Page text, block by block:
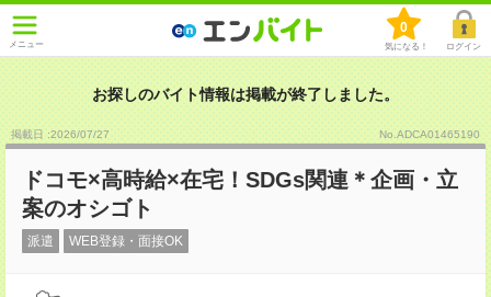
メニュー
0
気になる！ ログイン
お探しのバイト情報は掲載が終了しました。
掲載日 :2026/07/27 No.ADCA01465190
ドコモ×高時給×在宅！SDGs関連＊企画・立
案のオシゴト
派遣 WEB登録・面接OK